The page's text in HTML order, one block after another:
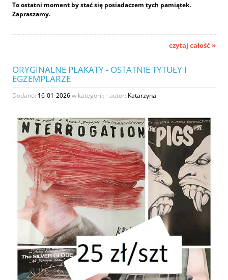
To ostatni moment by stać się posiadaczem tych pamiątek.
Zapraszamy.
czytaj całość »
ORYGINALNE PLAKATY - OSTATNIE TYTUŁY I
EGZEMPLARZE
Dodano: 16-01-2026w kategorii: -autor: Katarzyna